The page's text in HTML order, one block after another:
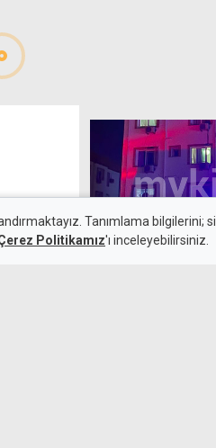
Tanımlama bilgilerini;
Politikamız'ı inceleyebilirsiniz.